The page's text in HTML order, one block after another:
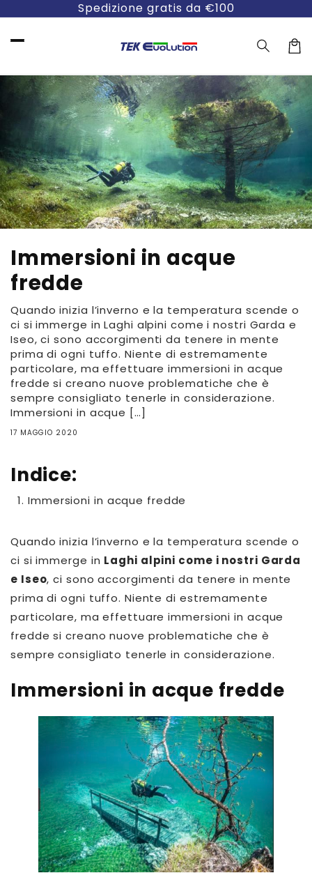
Spedizione gratis da €100
Immersioni in acque
fredde
Quando inizia l’inverno e la temperatura scende o
ci si immerge in Laghi alpini come i nostri Garda e
Iseo, ci sono accorgimenti da tenere in mente
prima di ogni tuffo. Niente di estremamente
particolare, ma effettuare immersioni in acque
fredde si creano nuove problematiche che è
sempre consigliato tenerle in considerazione.
Immersioni in acque […]
17 MAGGIO 2020
Indice:
Immersioni in acque fredde
Quando inizia l’inverno e la temperatura scende o
ci si immerge in Laghi alpini come i nostri Garda
e Iseo, ci sono accorgimenti da tenere in mente
prima di ogni tuffo. Niente di estremamente
particolare, ma effettuare immersioni in acque
fredde si creano nuove problematiche che è
sempre consigliato tenerle in considerazione.
Immersioni in acque fredde